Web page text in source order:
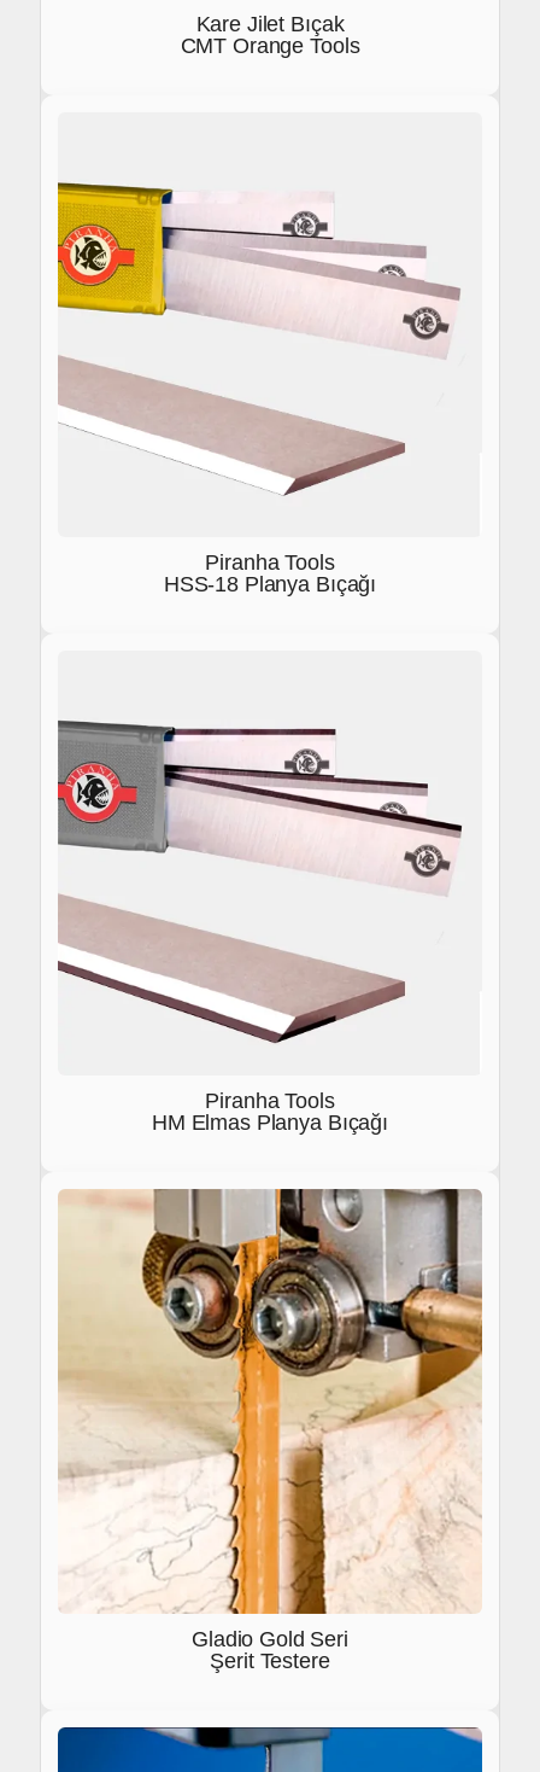
Kare Jilet Bıçak
CMT Orange Tools
Piranha Tools
HSS-18 Planya Bıçağı
Piranha Tools
HM Elmas Planya Bıçağı
Gladio Gold Seri
Şerit Testere